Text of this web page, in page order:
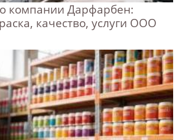
компании Дарфарбен:
качество, услуги ООО